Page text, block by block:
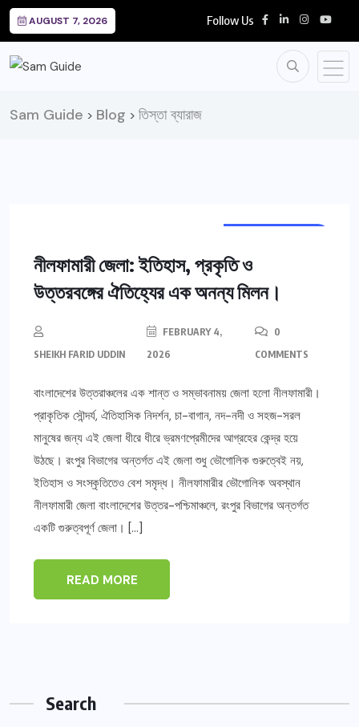
AUGUST 7, 2026 Follow Us
Sam Guide > Blog > তিস্তা ব্যারাজ
নীলফামারী জেলা: ইতিহাস, প্রকৃতি ও
উত্তরবঙ্গের ঐতিহ্যের এক অনন্য মিলন।
SHEIKH FARID UDDIN
FEBRUARY 4,
2026
0
COMMENTS
বাংলাদেশের উত্তরাঞ্চলের এক শান্ত ও সম্ভাবনাময় জেলা হলো নীলফামারী।
প্রাকৃতিক সৌন্দর্য, ঐতিহাসিক নিদর্শন, চা-বাগান, নদ-নদী ও সহজ-সরল
মানুষের জন্য এই জেলা ধীরে ধীরে ভ্রমণপ্রেমীদের আগ্রহের কেন্দ্র হয়ে
উঠছে। রংপুর বিভাগের অন্তর্গত এই জেলা শুধু ভৌগোলিক গুরুত্বেই নয়,
ইতিহাস ও সংস্কৃতিতেও বেশ সমৃদ্ধ। নীলফামারীর ভৌগোলিক অবস্থান
নীলফামারী জেলা বাংলাদেশের উত্তর-পশ্চিমাঞ্চলে, রংপুর বিভাগের অন্তর্গত
একটি গুরুত্বপূর্ণ জেলা। […]
READ MORE
Search